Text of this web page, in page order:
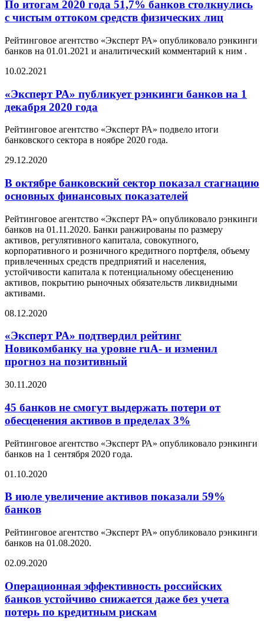
По итогам 2020 года 51,7% банков столкнулись
с чистым оттоком средств физических лиц
Рейтинговое агентство «Эксперт РА» опубликовало рэнкинги
банков на 01.01.2021 и аналитический комментарий к ним .
10.02.2021
«Эксперт РА» публикует рэнкинги банков на 1
декабря 2020 года
Рейтинговое агентство «Эксперт РА» подвело итоги
банковского сектора в ноябре 2020 года.
29.12.2020
В октябре банковский сектор показал стагнацию
основных финансовых показателей
Рейтинговое агентство «Эксперт РА» опубликовало рэнкинги
банков на 01.11.2020. Банки ранжированы по размеру
активов, регулятивного капитала, совокупного,
корпоративного и розничного кредитного портфеля, объему
привлеченных средств предприятий и населения,
устойчивости капитала к потенциальному обесценению
активов, покрытию рыночных обязательств ликвидными
активами.
08.12.2020
«Эксперт РА» подтвердил рейтинг
Новикомбанку на уровне ruА- и изменил
прогноз на позитивный
30.11.2020
45 банков не смогут выдержать потери от
обесценения активов в пределах 3%
Рейтинговое агентство «Эксперт РА» опубликовало рэнкинги
банков на 1 сентября 2020 года.
01.10.2020
В июле увеличение активов показали 59%
банков
Рейтинговое агентство «Эксперт РА» опубликовало рэнкинги
банков на 01.08.2020.
02.09.2020
Операционная эффективность российских
банков устойчиво снижается даже без учета
потерь по кредитным рискам